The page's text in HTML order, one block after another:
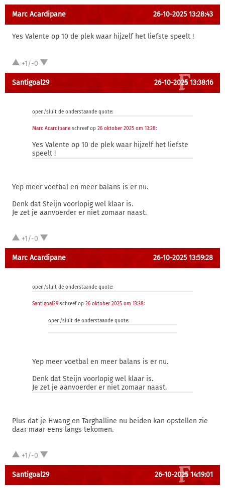
Marc Acardipane 26-10-2025 13:28:43
Yes Valente op 10 de plek waar hijzelf het liefste speelt !
+1/-0
Santigoal29 26-10-2025 13:38:16
open/sluit de onderstaande quote:
Marc Acardipane schreef op 26 oktober 2025 om 13:28:
Yes Valente op 10 de plek waar hijzelf het liefste
speelt !
Yep meer voetbal en meer balans is er nu.
Denk dat Steijn voorlopig wel klaar is.
Je zet je aanvoerder er niet zomaar naast.
+1/-0
Marc Acardipane 26-10-2025 13:59:28
open/sluit de onderstaande quote:
Santigoal29 schreef op 26 oktober 2025 om 13:38:
open/sluit de onderstaande quote:
Yep meer voetbal en meer balans is er nu.
Denk dat Steijn voorlopig wel klaar is.
Je zet je aanvoerder er niet zomaar naast.
Plus dat je Hwang en Targhalline nu beiden kan opstellen zie
daar maar eens langs tekomen.
+1/-0
Santigoal29 26-10-2025 14:19:01